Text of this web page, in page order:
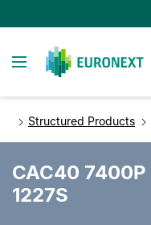
zum
Toggle navigation
Structured Products
CAC40 7400P
1227S